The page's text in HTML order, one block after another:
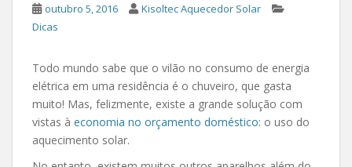
outubro 5, 2016
Kisoltec Aquecedor Solar
Dicas
Todo mundo sabe que o vilão no consumo de energia
elétrica em uma residência é o chuveiro, que gasta
muito! Mas, felizmente, existe a grande solução com
vistas à economia no orçamento doméstico: o uso do
aquecimento solar.